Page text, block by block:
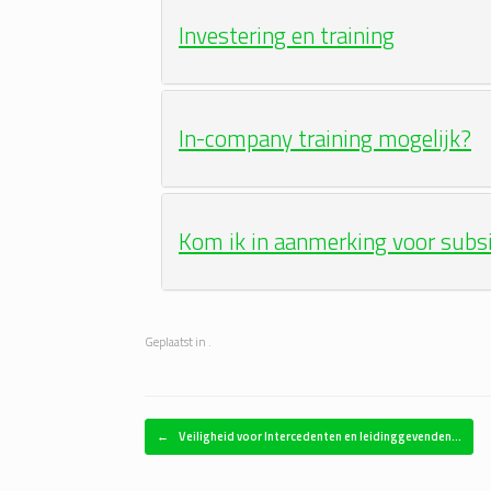
Investering en training
In-company training mogelijk?
Kom ik in aanmerking voor
Geplaatst in .
Bericht navigatie
← Veiligheid voor Intercedenten en leidinggevenden…